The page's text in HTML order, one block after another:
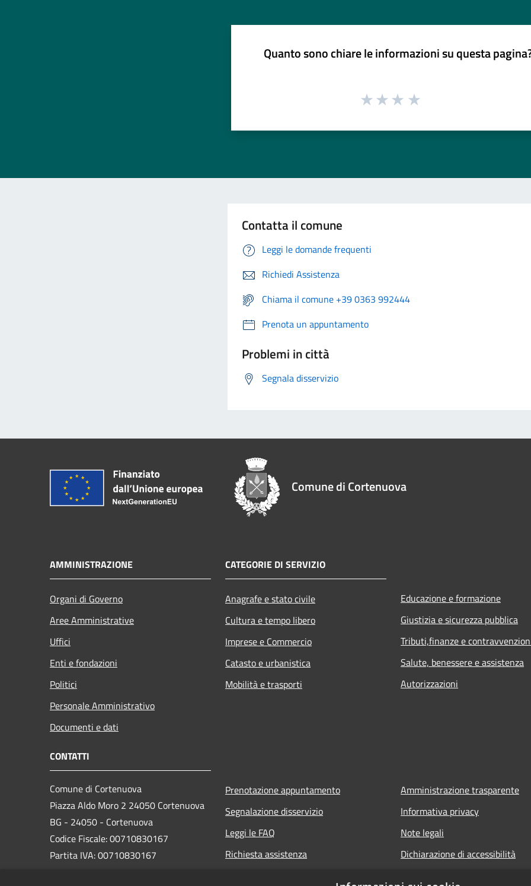
Quanto sono chiare le informazioni su questa
Contatta il comune
Leggi le domande frequenti
Richiedi Assistenza
Chiama il comune +39 0363 992444
Prenota un appuntamento
Problemi in città
Segnala disservizio
Comune di Cortenuova
AMMINISTRAZIONE
Organi di Governo
Aree Amministrative
Uffici
Enti e fondazioni
Politici
Personale Amministrativo
Documenti e dati
CATEGORIE DI SERVIZIO
Anagrafe e stato civile
Cultura e tempo libero
Imprese e Commercio
Catasto e urbanistica
Mobilità e trasporti
Educazione e formazione
Giustizia e sicurezza pubblica
Tributi,finanze e
Salute, benessere e assistenza
Autorizzazioni
CONTATTI
Comune di Cortenuova
Piazza Aldo Moro 2 24050 Cortenuova
BG - 24050 - Cortenuova
Codice Fiscale: 00710830167
Partita IVA: 00710830167
Prenotazione appuntamento
Segnalazione disservizio
Leggi le FAQ
Richiesta assistenza
Amministrazione trasparente
Informativa privacy
Note legali
Dichiarazione di accessibilità